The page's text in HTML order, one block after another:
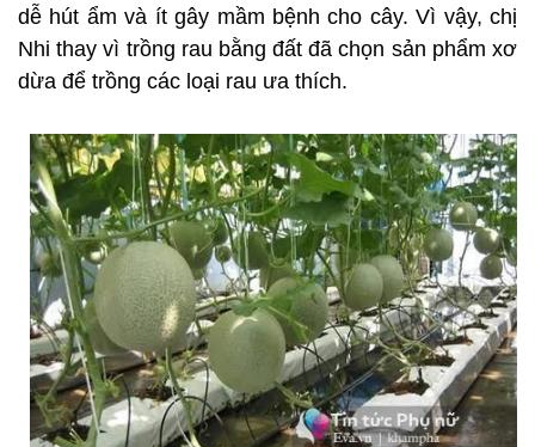
dễ hút ẩm và ít gây mầm bệnh cho cây. Vì vậy, chị
Nhi thay vì trồng rau bằng đất đã chọn sản phẩm xơ
dừa để trồng các loại rau ưa thích.